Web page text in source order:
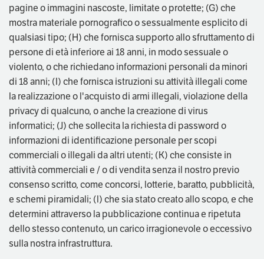
pagine o immagini nascoste, limitate o protette; (G) che
mostra materiale pornografico o sessualmente esplicito di
qualsiasi tipo; (H) che fornisca supporto allo sfruttamento di
persone di età inferiore ai 18 anni, in modo sessuale o
violento, o che richiedano informazioni personali da minori
di 18 anni; (I) che fornisca istruzioni su attività illegali come
la realizzazione o l'acquisto di armi illegali, violazione della
privacy di qualcuno, o anche la creazione di virus
informatici; (J) che sollecita la richiesta di password o
informazioni di identificazione personale per scopi
commerciali o illegali da altri utenti; (K) che consiste in
attività commerciali e / o di vendita senza il nostro previo
consenso scritto, come concorsi, lotterie, baratto, pubblicità,
e schemi piramidali; (l) che sia stato creato allo scopo, e che
determini attraverso la pubblicazione continua e ripetuta
dello stesso contenuto, un carico irragionevole o eccessivo
sulla nostra infrastruttura.